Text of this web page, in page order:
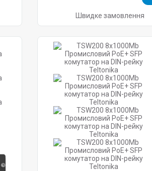
Швидке замовлення